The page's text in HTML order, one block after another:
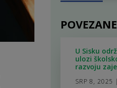
U Sisku
ulozi
razvoju
SRP 8, 2025 |